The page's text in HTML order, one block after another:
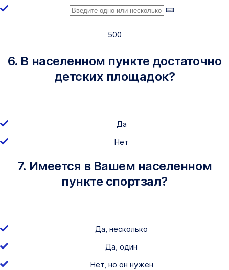
500
6. В населенном пункте достаточно
детских площадок?
Да
Нет
7. Имеется в Вашем населенном
пункте спортзал?
Да, несколько
Да, один
Нет, но он нужен